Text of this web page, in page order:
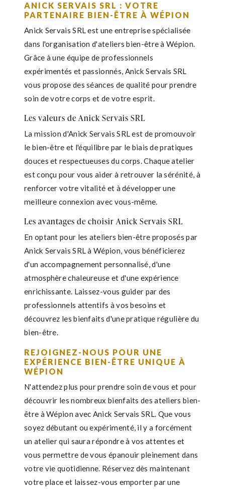
ANICK SERVAIS SRL : VOTRE
PARTENAIRE BIEN-ÊTRE À WÉPION
Anick Servais SRL est une entreprise spécialisée
dans l'organisation d'ateliers bien-être à Wépion.
Grâce à une équipe de professionnels
expérimentés et passionnés, Anick Servais SRL
vous propose des séances de qualité pour prendre
soin de votre corps et de votre esprit.
Les valeurs de Anick Servais SRL
La mission d'Anick Servais SRL est de promouvoir
le bien-être et l'équilibre par le biais de pratiques
douces et respectueuses du corps. Chaque atelier
est conçu pour vous aider à retrouver la sérénité, à
renforcer votre vitalité et à développer une
meilleure connexion avec vous-même.
Les avantages de choisir Anick Servais SRL
En optant pour les ateliers bien-être proposés par
Anick Servais SRL à Wépion, vous bénéficierez
d'un accompagnement personnalisé, d'une
atmosphère chaleureuse et d'une expérience
enrichissante. Laissez-vous guider par des
professionnels attentifs à vos besoins et
découvrez les bienfaits d'une pratique régulière du
bien-être.
REJOIGNEZ-NOUS POUR UNE
EXPÉRIENCE BIEN-ÊTRE UNIQUE À
WÉPION
N'attendez plus pour prendre soin de vous et pour
découvrir les nombreux bienfaits des ateliers bien-
être à Wépion avec Anick Servais SRL. Que vous
soyez débutant ou expérimenté, il y a forcément
un atelier qui saura répondre à vos attentes et
vous permettre de vous épanouir pleinement dans
votre vie quotidienne. Réservez dès maintenant
votre place et laissez-vous emporter par une